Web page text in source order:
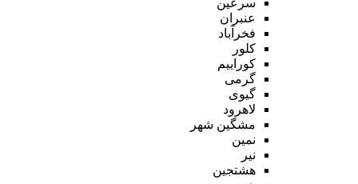
عنبران
فخرآباد
کلور
کوراییم
گرمی
گیوی
لاهرود
مشگین شهر
نمین
نیر
هشتجین